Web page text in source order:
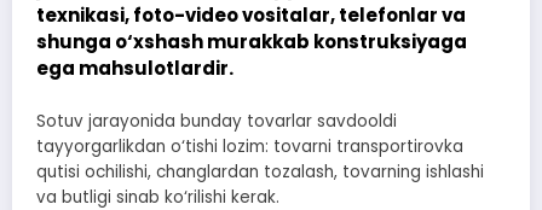
texnikasi, foto-video vositalar, telefonlar va
shunga o‘xshash murakkab konstruksiyaga
ega mahsulotlardir.
Sotuv jarayonida bunday tovarlar savdooldi
tayyorgarlikdan o‘tishi lozim: tovarni transportirovka
qutisi ochilishi, changlardan tozalash, tovarning ishlashi
va butligi sinab ko‘rilishi kerak.